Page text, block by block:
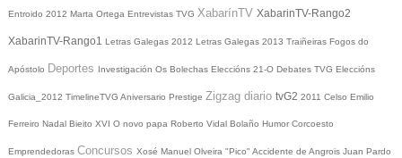
Entroido 2012 Marta Ortega Entrevistas TVG XabarínTV XabarinTV-Rango2
XabarinTV-Rango1 Letras Galegas 2012 Letras Galegas 2013 Traiñeiras Fogos do
Apóstolo Deportes Investigación Os Bolechas Eleccións 21-O Debates TVG Eleccións
Galicia_2012 TimelineTVG Aniversario Prestige Zigzag diario tvG2 2011 Celso Emilio
Ferreiro Nadal Bieito XVI O novo papa Roberto Vidal Bolaño Humor Corcoesto
Emprendedoras Concursos Xosé Manuel Olveira "Pico" Accidente de Angrois Juan Pardo